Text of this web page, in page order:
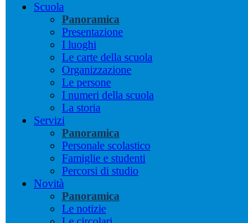
Scuola
Panoramica
Presentazione
I luoghi
Le carte della scuola
Organizzazione
Le persone
I numeri della scuola
La storia
Servizi
Panoramica
Personale scolastico
Famiglie e studenti
Percorsi di studio
Novità
Panoramica
Le notizie